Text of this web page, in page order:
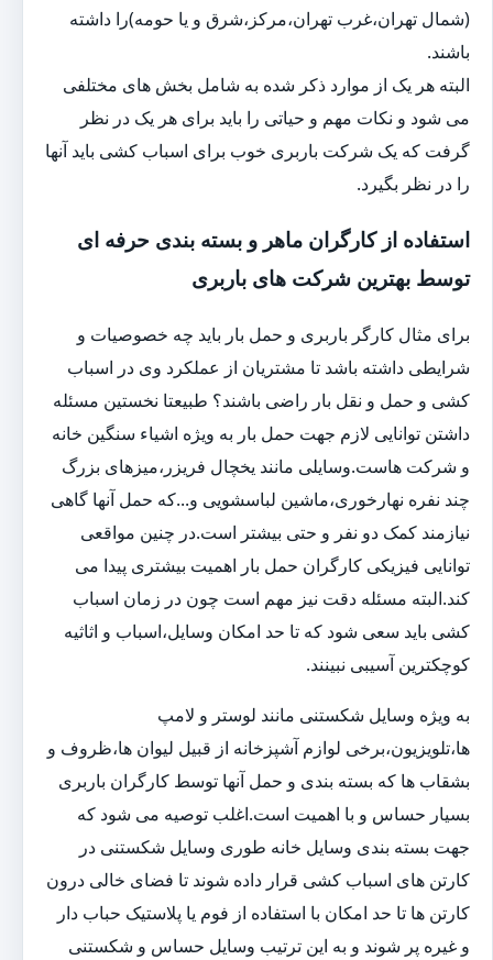
(شمال تهران،غرب تهران،مرکز،شرق و یا حومه)را داشته
باشند.
البته هر یک از موارد ذکر شده به شامل بخش های مختلفی
می شود و نکات مهم و حیاتی را باید برای هر یک در نظر
گرفت که یک شرکت باربری خوب برای اسباب کشی باید آنها
را در نظر بگیرد.
استفاده از کارگران ماهر و بسته بندی حرفه ای
توسط بهترین شرکت های باربری
برای مثال کارگر باربری و حمل بار باید چه خصوصیات و
شرایطی داشته باشد تا مشتریان از عملکرد وی در اسباب
کشی و حمل و نقل بار راضی باشند؟ طبیعتا نخستین مسئله
داشتن توانایی لازم جهت حمل بار به ویژه اشیاء سنگین خانه
و شرکت هاست.وسایلی مانند یخچال فریزر،میزهای بزرگ
چند نفره نهارخوری،ماشین لباسشویی و...که حمل آنها گاهی
نیازمند کمک دو نفر و حتی بیشتر است.در چنین مواقعی
توانایی فیزیکی کارگران حمل بار اهمیت بیشتری پیدا می
کند.البته مسئله دقت نیز مهم است چون در زمان اسباب
کشی باید سعی شود که تا حد امکان وسایل،اسباب و اثاثیه
کوچکترین آسیبی نبینند.
به ویژه وسایل شکستنی مانند لوستر و لامپ
ها،تلویزیون،برخی لوازم آشپزخانه از قبیل لیوان ها،ظروف و
بشقاب ها که بسته بندی و حمل آنها توسط کارگران باربری
بسیار حساس و با اهمیت است.اغلب توصیه می شود که
جهت بسته بندی وسایل خانه طوری وسایل شکستنی در
کارتن های اسباب کشی قرار داده شوند تا فضای خالی درون
کارتن ها تا حد امکان با استفاده از فوم یا پلاستیک حباب دار
و غیره پر شوند و به این ترتیب وسایل حساس و شکستنی